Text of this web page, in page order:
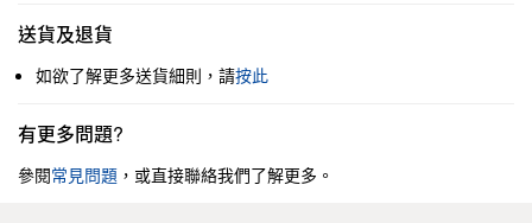
送貨及退貨
如欲了解更多送貨細則，請按此
有更多問題?
參閱常見問題 ，或直接聯絡我們了解更多。